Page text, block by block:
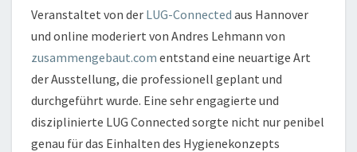
Veranstaltet von der LUG-Connected aus Hannover
und online moderiert von Andres Lehmann von
zusammengebaut.com entstand eine neuartige Art
der Ausstellung, die professionell geplant und
durchgeführt wurde. Eine sehr engagierte und
disziplinierte LUG Connected sorgte nicht nur penibel
genau für das Einhalten des Hygienekonzepts